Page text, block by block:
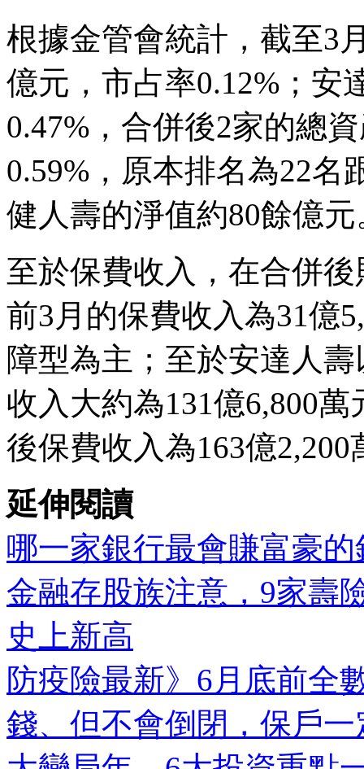
根據金管會統計，截至3
億元，市占率0.12%；安
0.47%，合併後2家的總
0.59%，原本排名為22名
健人壽的淨值約80餘億元
至於保費收入，在合併
前3月的保費收入為31億
障型為主；至於安達人
收入大約為131億6,800
後保費收入為163億2,200
延伸閱讀
哪一家銀行最會賺富豪
金融存股族注意，9家壽
史上新高
防疫險最新》6月底前全
錢、但不會倒閉，保戶